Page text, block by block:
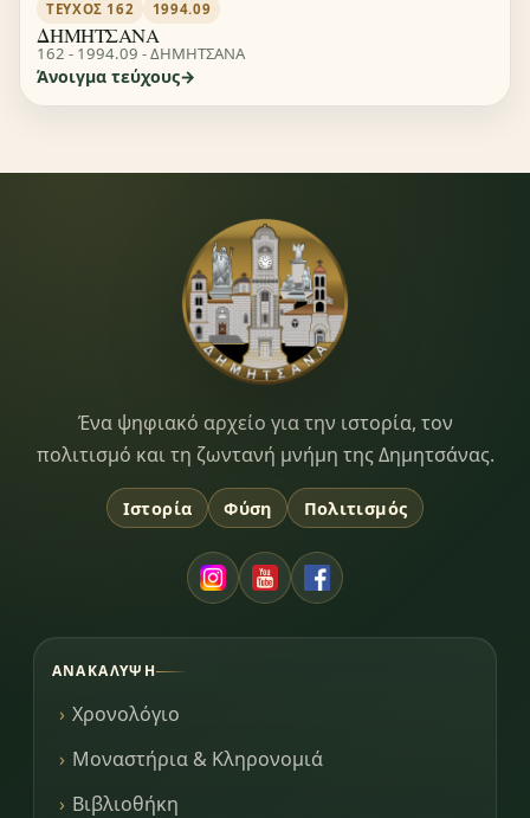
ΤΕΎΧΟΣ 162 1994.09
ΔΗΜΗΤΣΑΝΑ
162 - 1994.09 - ΔΗΜΗΤΣΑΝΑ
Άνοιγμα τεύχους
Dimitsana.gr
Ένα ψηφιακό αρχείο για την ιστορία, τον
πολιτισμό και τη ζωντανή μνήμη της Δημητσάνας.
Ιστορία Φύση Πολιτισμός
ΑΝΑΚΆΛΥΨΗ
Χρονολόγιο
Μοναστήρια & Κληρονομιά
Βιβλιοθήκη